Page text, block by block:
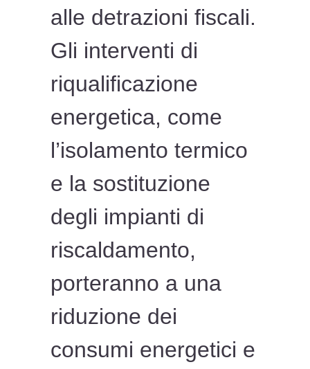
alle detrazioni fiscali.
Gli interventi di
riqualificazione
energetica, come
l’isolamento termico
e la sostituzione
degli impianti di
riscaldamento,
porteranno a una
riduzione dei
consumi energetici e